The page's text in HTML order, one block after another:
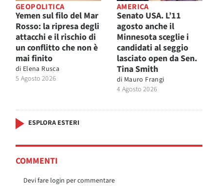
GEOPOLITICA
Yemen sul filo del Mar
Rosso: la ripresa degli
attacchi e il rischio di
un conflitto che non è
mai finito
di Elena Rusca
5 Agosto 2026
AMERICA
Senato USA. L’11
agosto anche il
Minnesota sceglie i
candidati al seggio
lasciato open da Sen.
Tina Smith
di Mauro Frangi
4 Agosto 2026
ESPLORA ESTERI
COMMENTI
Devi fare login per commentare